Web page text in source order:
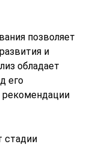
позволяет
и
обладает
его
рекомендации
стадии